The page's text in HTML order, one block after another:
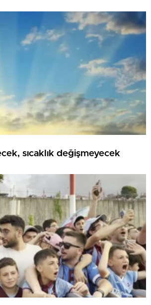
sıcaklık değişmeyecek